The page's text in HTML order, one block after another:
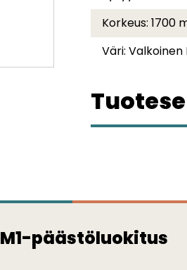
Korkeus: 1700
Väri: Valkoinen
M1-päästöluokitus